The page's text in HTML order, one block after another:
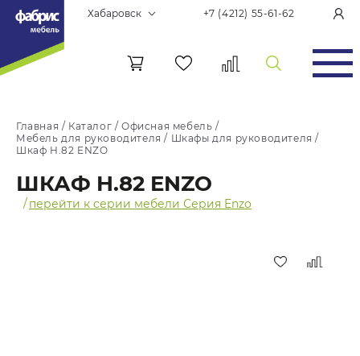
Хабаровск +7 (4212) 55-61-62
Главная / Каталог /Офисная мебель /
Мебель для руководителя / Шкафы для руководителя /
Шкаф H.82 ENZO
ШКАФ H.82 ENZO
/перейти к серии мебели Серия Enzo